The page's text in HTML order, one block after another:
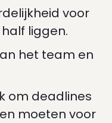
voor
liggen.
het team en
om deadlines
moeten voor